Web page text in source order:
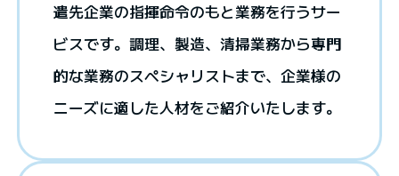
遣先企業の指揮命令のもと業務を行うサー
ビスです。調理、製造、清掃業務から専門
的な業務のスペシャリストまで、企業様の
ニーズに適した人材をご紹介いたします。